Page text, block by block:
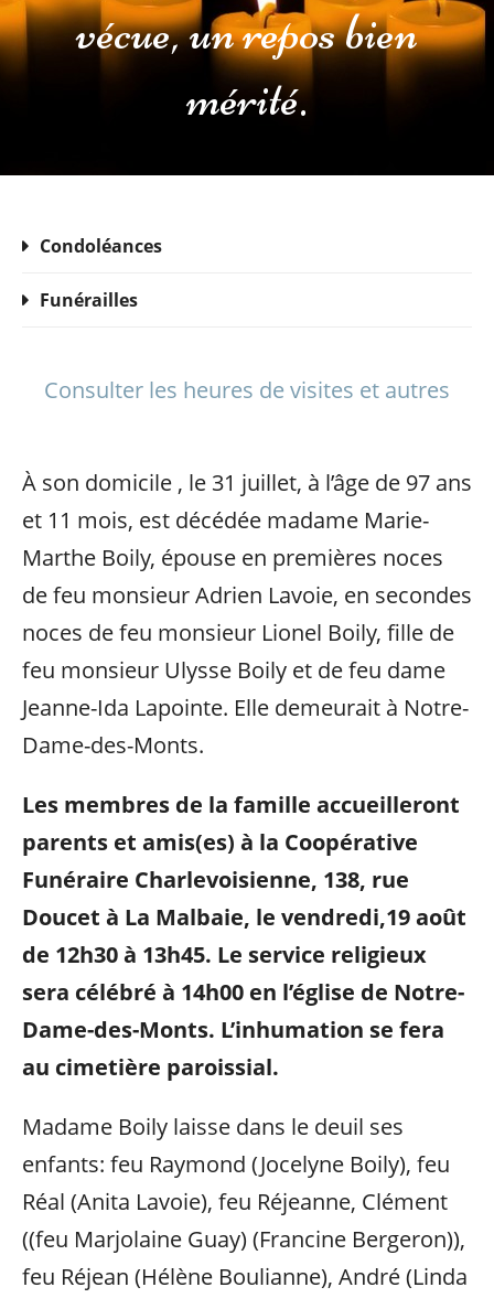
vécue, un repos bien
mérité.
Condoléances
Funérailles
Consulter les heures de visites et autres
À son domicile , le 31 juillet, à l’âge de 97 ans
et 11 mois, est décédée madame Marie-
Marthe Boily, épouse en premières noces
de feu monsieur Adrien Lavoie, en secondes
noces de feu monsieur Lionel Boily, fille de
feu monsieur Ulysse Boily et de feu dame
Jeanne-Ida Lapointe. Elle demeurait à Notre-
Dame-des-Monts.
Les membres de la famille accueilleront
parents et amis(es) à la Coopérative
Funéraire Charlevoisienne, 138, rue
Doucet à La Malbaie, le vendredi,19 août
de 12h30 à 13h45. Le service religieux
sera célébré à 14h00 en l’église de Notre-
Dame-des-Monts. L’inhumation se fera
au cimetière paroissial.
Madame Boily laisse dans le deuil ses
enfants: feu Raymond (Jocelyne Boily), feu
Réal (Anita Lavoie), feu Réjeanne, Clément
((feu Marjolaine Guay) (Francine Bergeron)),
feu Réjean (Hélène Boulianne), André (Linda